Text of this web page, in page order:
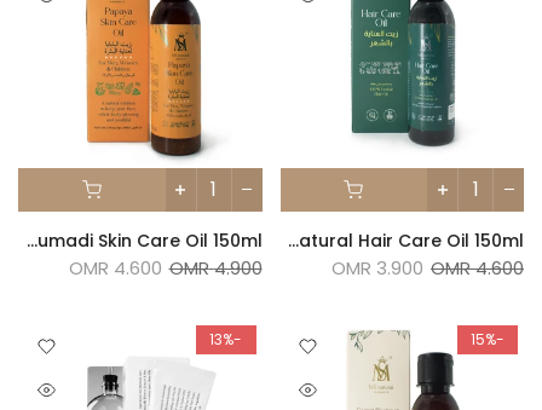
MS Natural Hair Care Oil 150ml
4.600 OMR
3.900 OMR
MS Natural Papaya Kumkumadi Skin Care Oil 150ml
4.900 OMR
4.600 OMR
-15%
-13%